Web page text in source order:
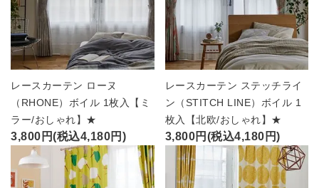
レースカーテン ローヌ
（RHONE）ボイル 1枚入【ミ
ラー/おしゃれ】★
3,800円(税込4,180円)
レースカーテン ステッチライ
ン（STITCH LINE）ボイル 1
枚入【北欧/おしゃれ】★
3,800円(税込4,180円)